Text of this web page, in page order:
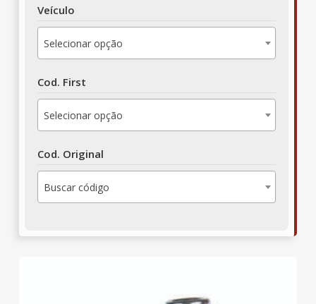
Veículo
Selecionar opção
Cod. First
Selecionar opção
Cod. Original
Buscar código